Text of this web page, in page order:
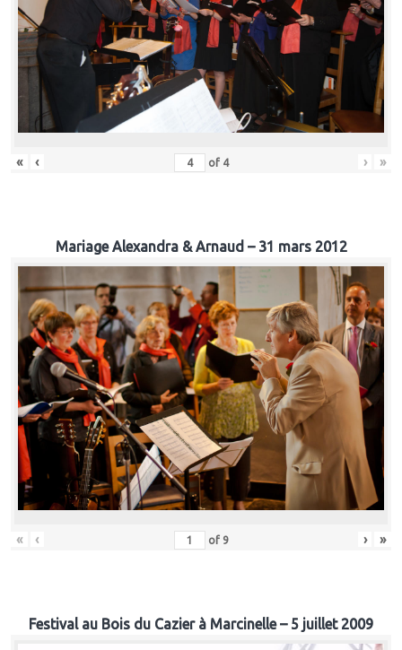
« ‹ of 4 › »
Mariage Alexandra & Arnaud – 31 mars 2012
« ‹ of 9 › »
Festival au Bois du Cazier à Marcinelle – 5 juillet 2009